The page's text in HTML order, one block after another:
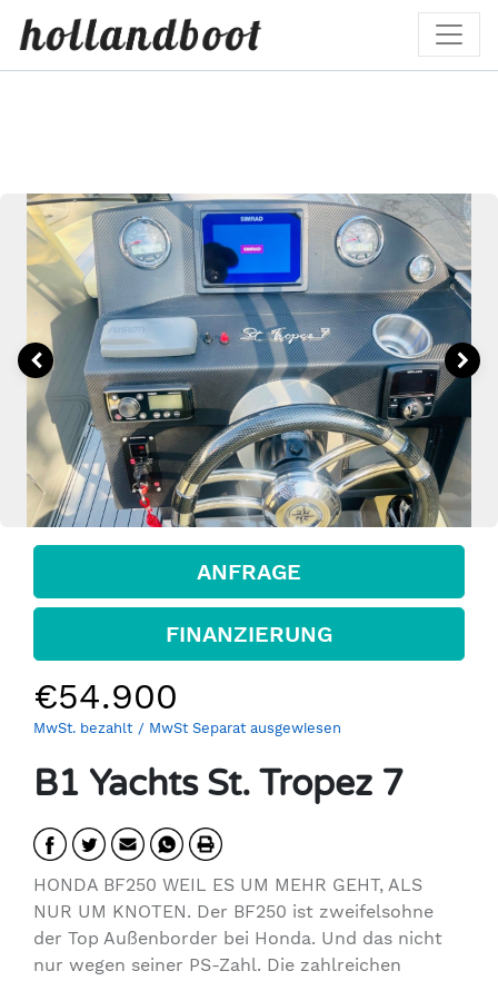
€54.900
MwSt. bezahlt / MwSt Separat ausgewiesen
B1 Yachts St. Tropez 7
ANFRAGE
FINANZIERUNG
HONDA BF250 WEIL ES UM MEHR GEHT, ALS
NUR UM KNOTEN. Der BF250 ist zweifelsohne
der Top Außenborder bei Honda. Und das nicht
nur wegen seiner PS-Zahl. Die zahlreichen